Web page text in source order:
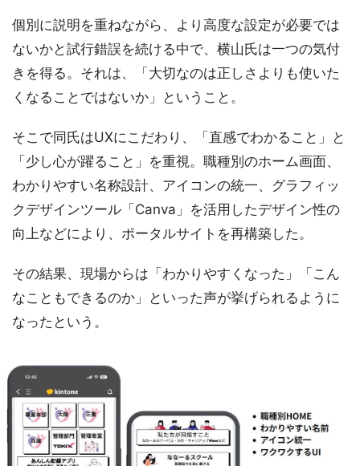
個別に説明を重ねながら、より高度な設定が必要では
ないかと試行錯誤を続ける中で、横山氏は一つの気付
きを得る。それは、「大切なのは正しさよりも使いた
くなることではないか」ということ。
そこで同氏はUXにこだわり、「直感でわかること」と
「少し心が躍ること」を重視。職種別のホーム画面、
わかりやすい名称設計、アイコンの統一、グラフィッ
クデザインツール「Canva」を活用したデザイン性の
向上などにより、ポータルサイトを再構築した。
その結果、現場からは「わかりやすくなった」「こん
なこともできるのか」といった声が挙げられるように
なったという。